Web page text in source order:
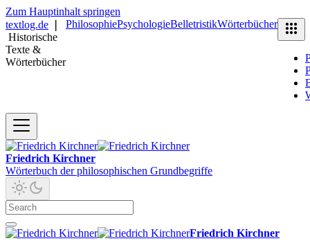
Zum Hauptinhalt springen
textlog.de
Historische
Texte &
Wörterbücher
PhilosophiePsychologieBelletristikWörterbücher
Friedrich Kirchner
Wörterbuch der philosophischen Grundbegriffe
Friedrich Kirchner